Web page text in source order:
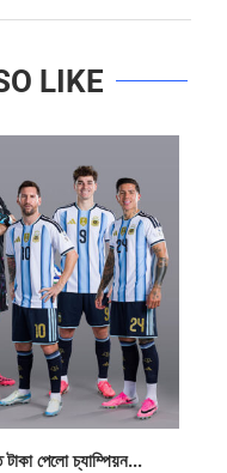
LIKE
পেলো চ্যাম্পিয়ন...